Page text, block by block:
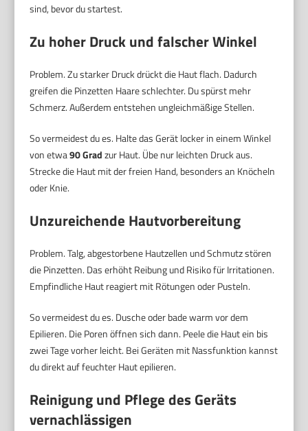
sind, bevor du startest.
Zu hoher Druck und falscher Winkel
Problem. Zu starker Druck drückt die Haut flach. Dadurch
greifen die Pinzetten Haare schlechter. Du spürst mehr
Schmerz. Außerdem entstehen ungleichmäßige Stellen.
So vermeidest du es. Halte das Gerät locker in einem Winkel
von etwa90 Gradzur Haut. Übe nur leichten Druck aus.
Strecke die Haut mit der freien Hand, besonders an Knöcheln
oder Knie.
Unzureichende Hautvorbereitung
Problem. Talg, abgestorbene Hautzellen und Schmutz stören
die Pinzetten. Das erhöht Reibung und Risiko für Irritationen.
Empfindliche Haut reagiert mit Rötungen oder Pusteln.
So vermeidest du es. Dusche oder bade warm vor dem
Epilieren. Die Poren öffnen sich dann. Peele die Haut ein bis
zwei Tage vorher leicht. Bei Geräten mit Nassfunktion kannst
du direkt auf feuchter Haut epilieren.
Reinigung und Pflege des Geräts
vernachlässigen